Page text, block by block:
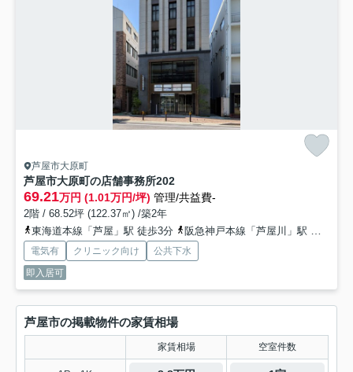
芦屋市大原町
芦屋市大原町の店舗事務所202
69.21万円 (1.01万円/坪) 管理/共益費-
2階 / 68.52坪 (122.37㎡) /築2年
東海道本線「芦屋」駅 徒歩3分
阪急神戸本線「芦屋川」駅 徒歩13分
電気有 クリニック向け
公共下水
即入居可
芦屋市の掲載物件の家賃相場
家賃相場 空室件数